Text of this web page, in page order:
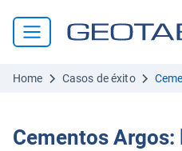
Home Casos de éxito
Cementos